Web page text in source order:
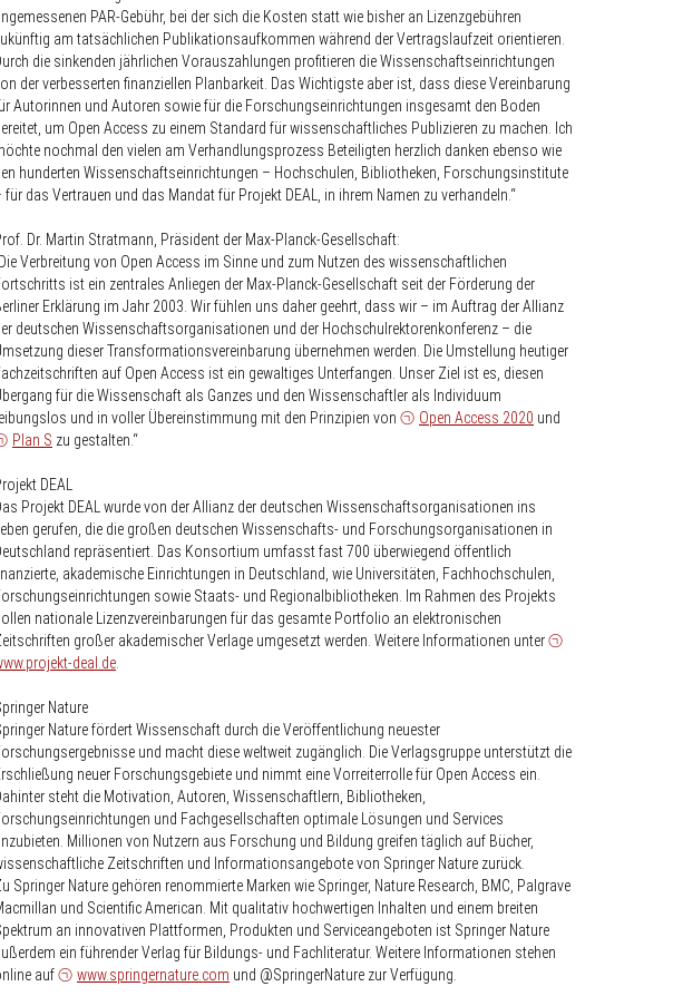
PAR-Gebühr, bei der sich die Kosten statt wie bisher an Lizenzgebühren
am tatsächlichen Publikationsaufkommen während der Vertragslaufzeit orientieren.
die sinkenden jährlichen Vorauszahlungen profitieren die Wissenschaftseinrichtungen
der verbesserten finanziellen Planbarkeit. Das Wichtigste aber ist, dass diese Vereinbarung
Autorinnen und Autoren sowie für die Forschungseinrichtungen insgesamt den Boden
um Open Access zu einem Standard für wissenschaftliches Publizieren zu machen. Ich
nochmal den vielen am Verhandlungsprozess Beteiligten herzlich danken ebenso wie
hunderten Wissenschaftseinrichtungen – Hochschulen, Bibliotheken, Forschungsinstitute
für das Vertrauen und das Mandat für Projekt DEAL, in ihrem Namen zu verhandeln.“
Dr. Martin Stratmann, Präsident der Max-Planck-Gesellschaft:
Verbreitung von Open Access im Sinne und zum Nutzen des wissenschaftlichen
ist ein zentrales Anliegen der Max-Planck-Gesellschaft seit der Förderung der
Erklärung im Jahr 2003. Wir fühlen uns daher geehrt, dass wir – im Auftrag der Allianz
deutschen Wissenschafts­organisationen und der Hochschulrektorenkonferenz – die
dieser Transformationsvereinbarung übernehmen werden. Die Umstellung heutiger
auf Open Access ist ein gewaltiges Unterfangen. Unser Ziel ist es, diesen
für die Wissenschaft als Ganzes und den Wissenschaftler als Individuum
und in voller Übereinstimmung mit den Prinzipien von
Open Access 2020 und
Plan S zu gestalten.“
DEAL
Projekt DEAL wurde von der Allianz der deutschen Wissenschafts­organisationen ins
Leben gerufen, die die großen deutschen Wissenschafts- und Forschungsorganisationen in
repräsentiert. Das Konsortium umfasst fast 700 überwiegend öffentlich
akademische Einrichtungen in Deutschland, wie Universitäten, Fachhochschulen,
sowie Staats- und Regionalbibliotheken. Im Rahmen des Projekts
nationale Lizenzvereinbarungen für das gesamte Portfolio an elektronischen
großer akademischer Verlage umgesetzt werden. Weitere Informationen unter
deal.de
Nature
Nature fördert Wissenschaft durch die Veröffentlichung neuester
und macht diese weltweit zugänglich. Die Verlagsgruppe unterstützt die
neuer Forschungsgebiete und nimmt eine Vorreiterrolle für Open Access ein.
steht die Motivation, Autoren, Wissenschaftlern, Bibliotheken,
und Fachgesellschaften optimale Lösungen und Services
Millionen von Nutzern aus Forschung und Bildung greifen täglich auf Bücher,
Zeitschriften und Informationsangebote von Springer Nature zurück.
Springer Nature gehören renommierte Marken wie Springer, Nature Research, BMC, Palgrave
und Scientific American. Mit qualitativ hochwertigen Inhalten und einem breiten
an innovativen Plattformen, Produkten und Serviceangeboten ist Springer Nature
ein führender Verlag für Bildungs- und Fachliteratur. Weitere Informationen stehen
auf
www.springernature.com und @SpringerNature zur Verfügung.